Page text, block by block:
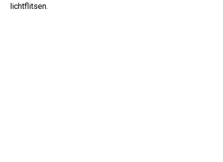
lichtflitsen.